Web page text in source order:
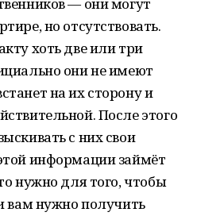
но отсутствовать.
хоть две или три
они не имеют
на их сторону и
После этого
с них свои
информации займёт
нужно для того, чтобы
вам нужно получить